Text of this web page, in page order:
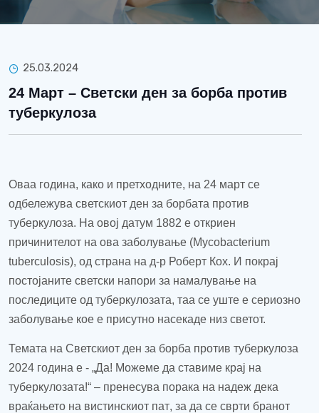
25.03.2024
24 Март – Светски ден за борба против
туберкулоза
Оваа година, како и претходните, на 24 март се
одбележува светскиот ден за борбата против
туберкулоза. На овој датум 1882 е откриен
причинителот на ова заболување (Mycobacterium
tuberculosis), од страна на д-р Роберт Кох. И покрај
постојаните светски напори за намалување на
последиците од туберкулозата, таа се уште е сериозно
заболување кое е присутно насекаде низ светот.
Темата на Светскиот ден за борба против туберкулоза
2024 година е - „Да! Можеме да ставиме крај на
туберкулозата!“ – пренесува порака на надеж дека
враќањето на вистинскиот пат, за да се сврти бранот